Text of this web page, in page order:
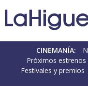
CINEMANÍA:
Próximos estrenos
Festivales y premios